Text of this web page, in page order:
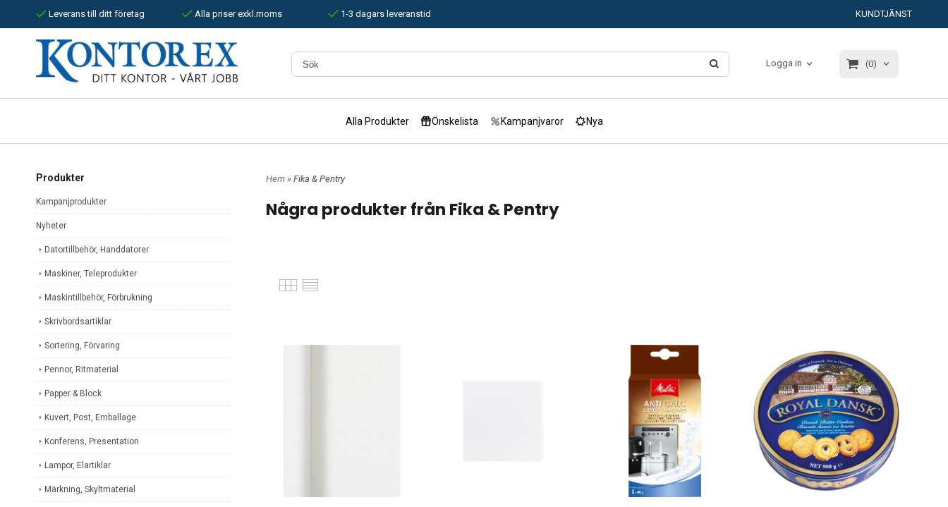
Leverans till ditt företag Alla priser exkl.moms 1-3 dagars leveranstid KUNDTJÄNST
Logga in (0)
Alla Produkter Önskelista Kampanjvaror Nya
Produkter
Kampanjprodukter
Nyheter
Datortillbehör, Handdatorer
Maskiner, Teleprodukter
Maskintillbehör, Förbrukning
Skrivbordsartiklar
Sortering, Förvaring
Pennor, Ritmaterial
Papper & Block
Kuvert, Post, Emballage
Konferens, Presentation
Lampor, Elartiklar
Märkning, Skyltmaterial
Hem» Fika & Pentry
Några produkter från Fika & Pentry